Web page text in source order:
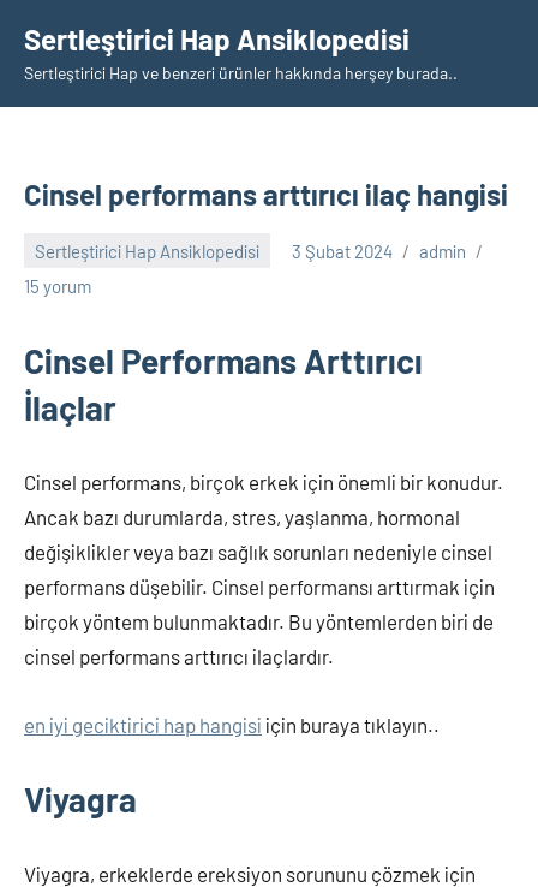
geçSertleştirici Hap Ansiklopedisi
Sertleştirici Hap ve benzeri ürünler hakkında herşey burada..
Cinsel performans arttırıcı ilaç hangisi
Sertleştirici Hap Ansiklopedisi 3 Şubat 2024
admin
15 yorum
Cinsel Performans Arttırıcı
İlaçlar
Cinsel performans, birçok erkek için önemli bir konudur.
Ancak bazı durumlarda, stres, yaşlanma, hormonal
değişiklikler veya bazı sağlık sorunları nedeniyle cinsel
performans düşebilir. Cinsel performansı arttırmak için
birçok yöntem bulunmaktadır. Bu yöntemlerden biri de
cinsel performans arttırıcı ilaçlardır.
en iyi geciktirici hap hangisi için buraya tıklayın..
Viyagra
Viyagra, erkeklerde ereksiyon sorununu çözmek için